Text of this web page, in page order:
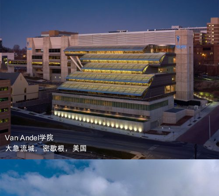
Van Andel学院
大急流城，密歇根，美国